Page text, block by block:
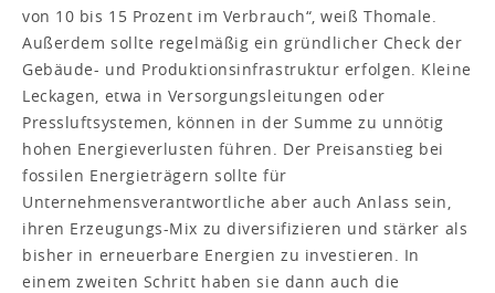
von 10 bis 15 Prozent im Verbrauch“, weiß Thomale.
Außerdem sollte regelmäßig ein gründlicher Check der
Gebäude- und Produktionsinfrastruktur erfolgen. Kleine
Leckagen, etwa in Versorgungsleitungen oder
Pressluftsystemen, können in der Summe zu unnötig
hohen Energieverlusten führen. Der Preisanstieg bei
fossilen Energieträgern sollte für
Unternehmensverantwortliche aber auch Anlass sein,
ihren Erzeugungs-Mix zu diversifizieren und stärker als
bisher in erneuerbare Energien zu investieren. In
einem zweiten Schritt haben sie dann auch die